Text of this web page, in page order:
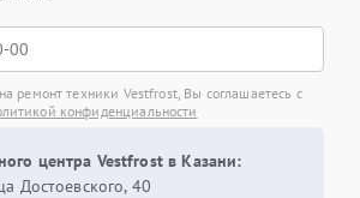
ремонт техники Vestfrost, Вы соглашаетесь с
конфиденциальности
центра Vestfrost в Казани:
Достоевского, 40